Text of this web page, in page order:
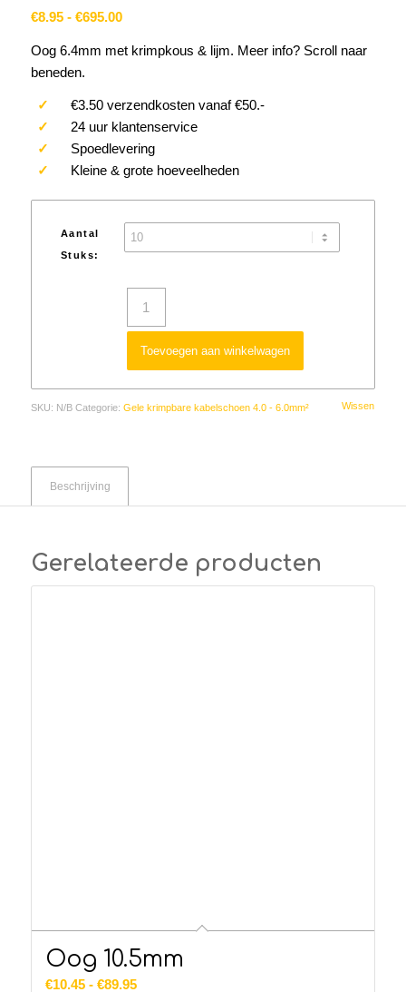
€8.95 - €695.00Prijsklasse:
tot
Oog 6.4mm met krimpkous & lijm. Meer info? Scroll naar
beneden.
✓ €3.50 verzendkosten vanaf €50.-
✓ 24 uur klantenservice
✓ Spoedlevering
✓ Kleine & grote hoeveelheden
Aantal
Stuks:
Wissen
Toevoegen aan winkelwagen
SKU: N/B Categorie: Gele krimpbare kabelschoen 4.0 - 6.0mm²
Beschrijving
Gerelateerde producten
Oog 10.5mm
€10.45 - €89.95Prijsklasse: